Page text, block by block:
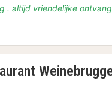
. altijd vriendelijke